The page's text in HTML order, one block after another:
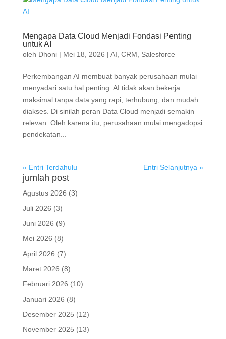
Mengapa Data Cloud Menjadi Fondasi Penting
untuk AI
oleh Dhoni| Mei 18, 2026 | AI CRM Salesforce
Perkembangan AI membuat banyak perusahaan mulai
menyadari satu hal penting. AI tidak akan bekerja
maksimal tanpa data yang rapi, terhubung, dan mudah
diakses. Di sinilah peran Data Cloud menjadi semakin
relevan. Oleh karena itu, perusahaan mulai mengadopsi
pendekatan...
« Entri Terdahulu Entri Selanjutnya »
jumlah post
Agustus 2026 (3)
Juli 2026 (3)
Juni 2026 (9)
Mei 2026 (8)
April 2026 (7)
Maret 2026 (8)
Februari 2026 (10)
Januari 2026 (8)
Desember 2025 (12)
November 2025 (13)